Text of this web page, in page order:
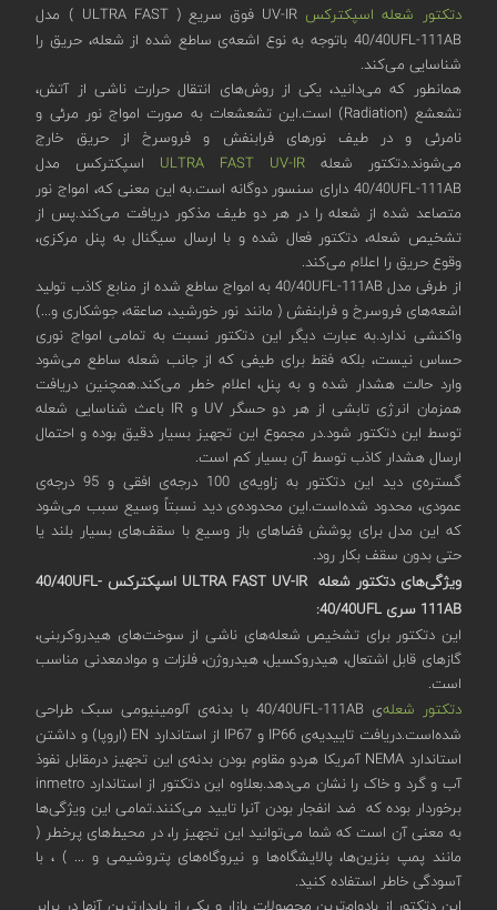
دتکتور شعله اسپکترکس
UV-IR فوق سریع ( ULTRA FAST ) مدل
40/40UFL-111AB باتوجه به نوع اشعه‌ی ساطع شده از شعله، حریق را
شناسایی می‌کند.
همانطور که می‌دانید، یکی از روش‌های انتقال حرارت ناشی از آتش،
تشعشع (Radiation) است.این تشعشعات به صورت امواج نور مرئی و
نامرئی و در طیف نورهای فرابنفش و فروسرخ از حریق خارج
می‌شوند.دتکتور شعلهULTRA FAST UV-IR اسپکترکس مدل
40/40UFL-111AB دارای سنسور دوگانه‌ است.به این معنی که، امواج نور
متصاعد شده از شعله را در هر دو طیف مذکور دریافت می‌کند.پس از
تشخیص شعله، دتکتور فعال شده و با ارسال سیگنال به پنل مرکزی،
وقوع حریق را اعلام می‌کند.
از طرفی مدل 40/40UFL-111AB به امواج ساطع شده از منابع کاذب تولید
اشعه‌های فروسرخ و فرابنفش ( مانند نور خورشید، صاعقه، جوشکاری و...)
واکنشی ندارد.به عبارت دیگر این دتکتور نسبت به تمامی امواج نوری
حساس نیست، بلکه فقط برای طیفی که از جانب شعله ساطع می‌شود
وارد حالت هشدار شده و به پنل، اعلام خطر می‌کند.همچنین دریافت
همزمان انرژی تابشی از هر دو حسگر UV و IR باعث شناسایی شعله
توسط این دتکتور شود.در مجموع این تجهیز بسیار دقیق بوده و احتمال
ارسال هشدار کاذب توسط آن بسیار کم است.
گستره‌ی دید این دتکتور به زاویه‌ی 100 درجه‌ی افقی و 95 درجه‌ی
عمودی، محدود شده‌است.این محدوده‌ی دید نسبتاً وسیع سبب می‌شود
که این مدل برای پوشش فضاهای باز وسیع با سقف‌های بسیار بلند یا
حتی بدون سقف بکار ‌رود.
ویژگی‌های دتکتور شعله ULTRA FAST UV-IR
اسپکترکس 40/40 UFL-
111AB سری
40/40
UFL
:
این دتکتور برای تشخیص شعله‌های ناشی از سوخت‌های هیدروکربنی،
گازهای قابل اشتعال، هیدروکسیل، هیدروژن، فلزات و موادمعدنی مناسب
است.
دتکتور شعله‌
ی 40/40UFL-111AB با بدنه‌ی آلومینیومی سبک طراحی
شده‌است.دریافت تاییدیه‌ی IP66 و IP67 از استاندارد EN (اروپا) و داشتن
استاندارد NEMA آمریکا هردو مقاوم بودن بدنه‌ی این تجهیز درمقابل نفوذ
آب و گرد و خاک را نشان می‌دهد.بعلاوه این دتکتور از استاندارد inmetro
برخوردار بوده که ضد انفجار بودن آنرا تایید می‌کنند.تمامی این ویژگی‌ها
به معنی آن است که شما می‌توانید این تجهیز را، در محیط‌های پرخطر (
مانند پمپ بنزین‌ها، پالایشگاه‌ها و نیروگاه‌های پتروشیمی و ... ) ، با
آسودگی خاطر استفاده کنید.